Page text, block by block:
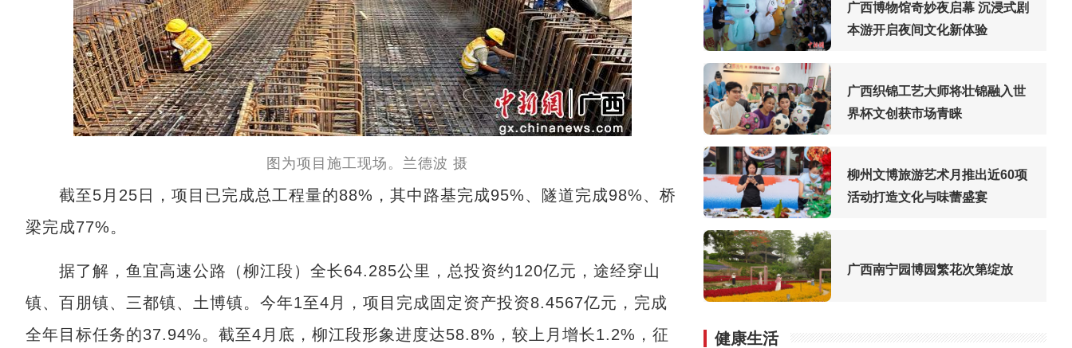
图为项目施工现场。兰德波 摄
截至5月25日，项目已完成总工程量的88%，其中路基完成95%、隧道完成98%、桥
梁完成77%。
据了解，鱼宜高速公路（柳江段）全长64.285公里，总投资约120亿元，途经穿山
镇、百朋镇、三都镇、土博镇。今年1至4月，项目完成固定资产投资8.4567亿元，完成
全年目标任务的37.94%。截至4月底，柳江段形象进度达58.8%，较上月增长1.2%，征
广西博物馆奇妙夜启幕 沉浸式剧
本游开启夜间文化新体验
广西织锦工艺大师将壮锦融入世
界杯文创获市场青睐
柳州文博旅游艺术月推出近60项
活动打造文化与味蕾盛宴
广西南宁园博园繁花次第绽放
健康生活